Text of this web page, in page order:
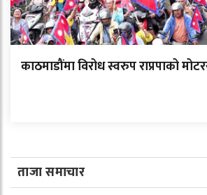
काठमाडौंमा विरोध स्वरुप राप्रपाको
ताजा समाचार